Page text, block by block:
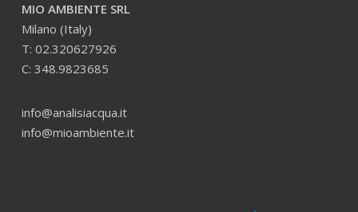
MIO AMBIENTE SRL
Milano (Italy)
T: 02.320627926
C: 348.9823685
info@analisiacqua.it
info@mioambiente.it